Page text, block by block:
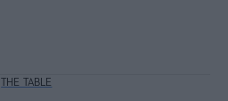
THE TABLE